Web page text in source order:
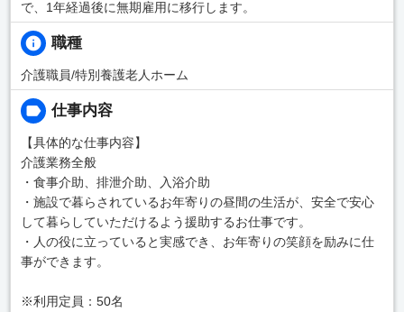
で、1年経過後に無期雇用に移行します。
職種
介護職員/特別養護老人ホーム
仕事内容
【具体的な仕事内容】
介護業務全般
・食事介助、排泄介助、入浴介助
・施設で暮らされているお年寄りの昼間の生活が、安全で安心
して暮らしていただけるよう援助するお仕事です。
・人の役に立っていると実感でき、お年寄りの笑顔を励みに仕
事ができます。
※利用定員：50名